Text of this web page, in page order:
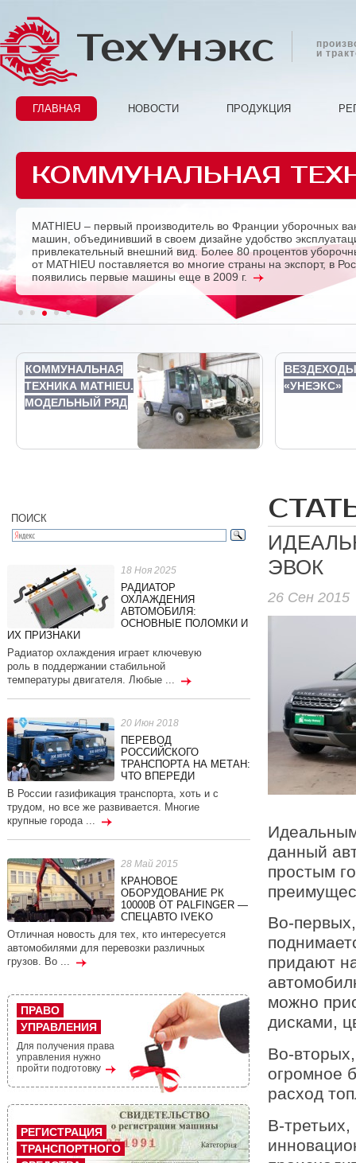
ТехУнэкс
и
ГЛАВНАЯ НОВОСТИ ПРОДУКЦИЯ
КОММУНАЛЬНАЯ
MATHIEU – первый производитель во Франции уборочных
машин, объединивший в своем дизайне удобство
привлекательный внешний вид. Более 80 процентов
от MATHIEU поставляется во многие страны на экспорт, в
появились первые машины еще в 2009 г.
Previous
1 2 3 4 5
КОММУНАЛЬНАЯ
ТЕХНИКА MATHIEU.
МОДЕЛЬНЫЙ РЯД
ВЕЗДЕХОДЫ
«УНЕЭКС»
ЭВОК
26 Сен 2015
данный
простым
Во-
придают
можно
дисками,
Во-
огромное
расход
В-
ПОИСК
18 Ноя 2025
РАДИАТОР
ОХЛАЖДЕНИЯ
АВТОМОБИЛЯ:
ОСНОВНЫЕ ПОЛОМКИ И
ИХ ПРИЗНАКИ
Радиатор охлаждения играет ключевую
роль в поддержании стабильной
температуры двигателя. Любые ...
20 Июн 2018
ПЕРЕВОД
РОССИЙСКОГО
ТРАНСПОРТА НА МЕТАН:
ЧТО ВПЕРЕДИ
В России газификация транспорта, хоть и с
трудом, но все же развивается. Многие
крупные города ...
28 Май 2015
КРАНОВОЕ
ОБОРУДОВАНИЕ РК
10000В ОТ PALFINGER —
СПЕЦАВТО IVEKO
Отличная новость для тех, кто интересуется
автомобилями для перевозки различных
грузов. Во ...
ПРАВО
УПРАВЛЕНИЯ
Для получения права
управления нужно
пройти подготовку
РЕГИСТРАЦИЯ
ТРАНСПОРТНОГО